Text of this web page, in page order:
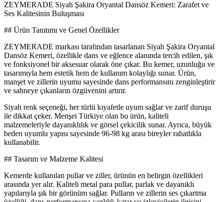
ZEYMERADE Siyah Şakira Oryantal Dansöz Kemeri: Zarafet ve
Ses Kalitesinin Buluşması
## Ürün Tanıtımı ve Genel Özellikler
ZEYMERADE markası tarafından tasarlanan Siyah Şakira Oryantal
Dansöz Kemeri, özellikle dans ve eğlence alanında tercih edilen, şık
ve fonksiyonel bir aksesuar olarak öne çıkar. Bu kemer, uzunluğu ve
tasarımıyla hem estetik hem de kullanım kolaylığı sunar. Ürün,
manşet ve zillerin uyumu sayesinde dans performansını zenginleştirir
ve sahneye çıkanların özgüvenini artırır.
Siyah renk seçeneği, her türlü kıyafetle uyum sağlar ve zarif duruşu
ile dikkat çeker. Menşei Türkiye olan bu ürün, kaliteli
malzemeleriyle dayanıklılık ve görsel çekicilik sunar. Ayrıca, büyük
beden uyumlu yapısı sayesinde 96-98 kg arası bireyler rahatlıkla
kullanabilir.
## Tasarım ve Malzeme Kalitesi
Kemerde kullanılan pullar ve ziller, ürünün en belirgin özellikleri
arasında yer alır. Kaliteli metal para pullar, parlak ve dayanıklı
yapılarıyla şık bir görünüm sağlar. Pulların ve zillerin ses çıkartma